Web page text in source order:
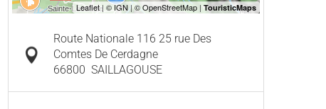
Route Nationale 116 25 rue Des
Comtes De Cerdagne
66800 SAILLAGOUSE